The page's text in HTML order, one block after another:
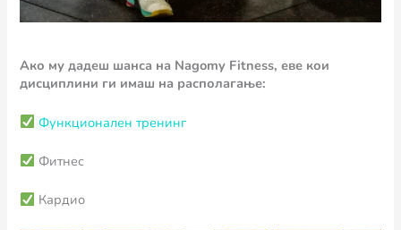
Ако му дадеш шанса на Nagomy Fitness, еве кои
дисциплини ги имаш на располагање:
Функционален тренинг
Фитнес
Кардио